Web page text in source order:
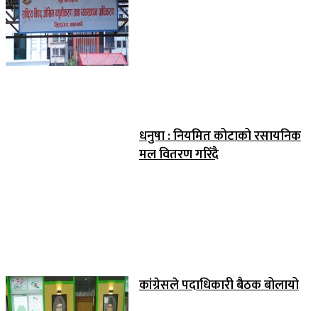
धनुषा : नियमित कोटाको रसायनिक
मल वितरण गरिँदै
कांग्रेसले पदाधिकारी बैठक बोलायो